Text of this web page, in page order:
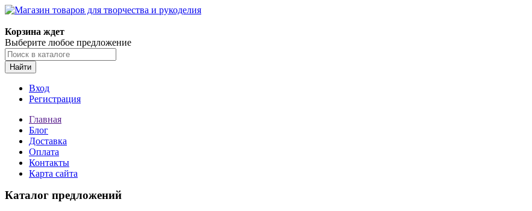
Корзина ждет
Выберите любое предложение
Найти
Вход
Регистрация
Главная
Блог
Доставка
Оплата
Контакты
Карта сайта
Каталог предложений